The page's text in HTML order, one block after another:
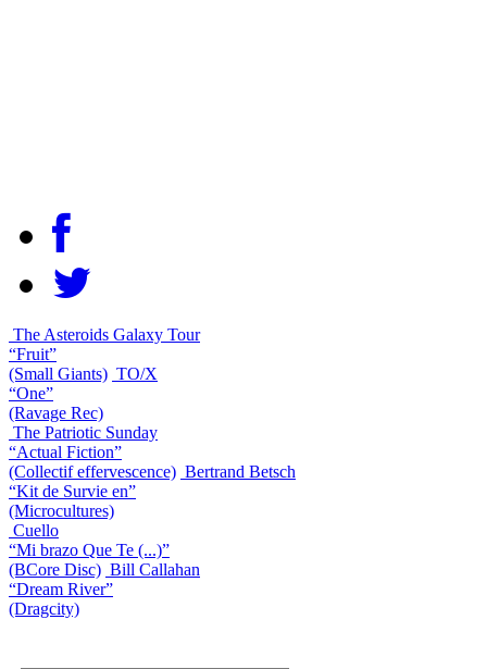
The Asteroids Galaxy Tour
“Fruit”
(Small Giants) TO/X
“One”
(Ravage Rec)
The Patriotic Sunday
“Actual Fiction”
(Collectif effervescence) Bertrand Betsch
“Kit de Survie en”
(Microcultures)
Cuello
“Mi brazo Que Te (...)”
(BCore Disc) Bill Callahan
“Dream River”
(Dragcity)